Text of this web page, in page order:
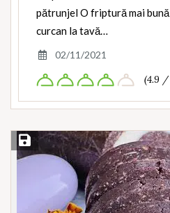
pătrunjel O friptură mai
curcan la tavă…
02/11/2021
(4.9 /
Save Recipe